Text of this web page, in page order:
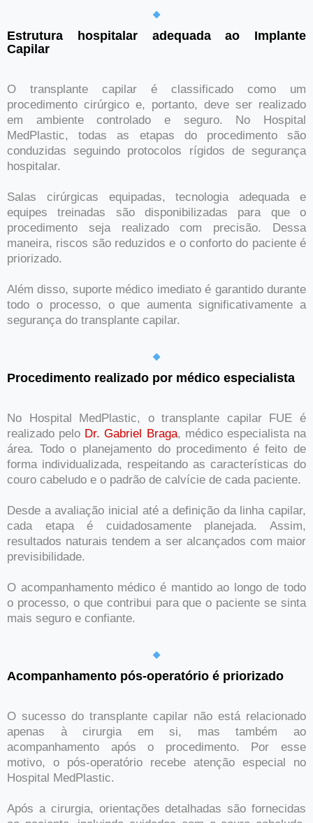
Estrutura hospitalar adequada ao Implante
Capilar
O transplante capilar é classificado como um
procedimento cirúrgico e, portanto, deve ser realizado
em ambiente controlado e seguro. No Hospital
MedPlastic, todas as etapas do procedimento são
conduzidas seguindo protocolos rígidos de segurança
hospitalar.
Salas cirúrgicas equipadas, tecnologia adequada e
equipes treinadas são disponibilizadas para que o
procedimento seja realizado com precisão. Dessa
maneira, riscos são reduzidos e o conforto do paciente é
priorizado.
Além disso, suporte médico imediato é garantido durante
todo o processo, o que aumenta significativamente a
segurança do transplante capilar.
Procedimento realizado por médico especialista
No Hospital MedPlastic, o transplante capilar FUE é
realizado pelo Dr. Gabriel Braga, médico especialista na
área. Todo o planejamento do procedimento é feito de
forma individualizada, respeitando as características do
couro cabeludo e o padrão de calvície de cada paciente.
Desde a avaliação inicial até a definição da linha capilar,
cada etapa é cuidadosamente planejada. Assim,
resultados naturais tendem a ser alcançados com maior
previsibilidade.
O acompanhamento médico é mantido ao longo de todo
o processo, o que contribui para que o paciente se sinta
mais seguro e confiante.
Acompanhamento pós-operatório é priorizado
O sucesso do transplante capilar não está relacionado
apenas à cirurgia em si, mas também ao
acompanhamento após o procedimento. Por esse
motivo, o pós-operatório recebe atenção especial no
Hospital MedPlastic.
Após a cirurgia, orientações detalhadas são fornecidas